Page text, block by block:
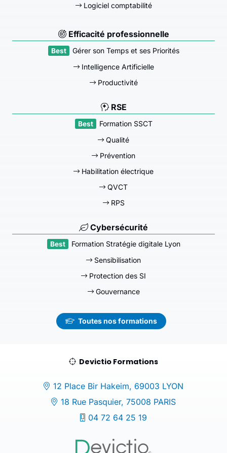
Logiciel comptabilité
Efficacité professionnelle
Gérer son Temps et ses Priorités
Intelligence Artificielle
Productivité
RSE
Formation SSCT
Qualité
Prévention
Habilitation électrique
QVCT
RPS
Cybersécurité
Formation Stratégie digitale Lyon
Sensibilisation
Protection des SI
Gouvernance
Toutes nos formations
Devictio Formations
12 Place Bir Hakeim, 69003 LYON
18 Rue Pasquier, 75008 PARIS
04 72 64 25 19